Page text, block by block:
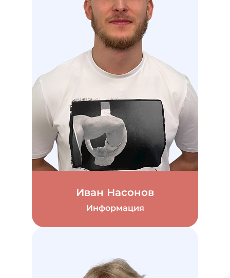
Иван Насонов
Информация